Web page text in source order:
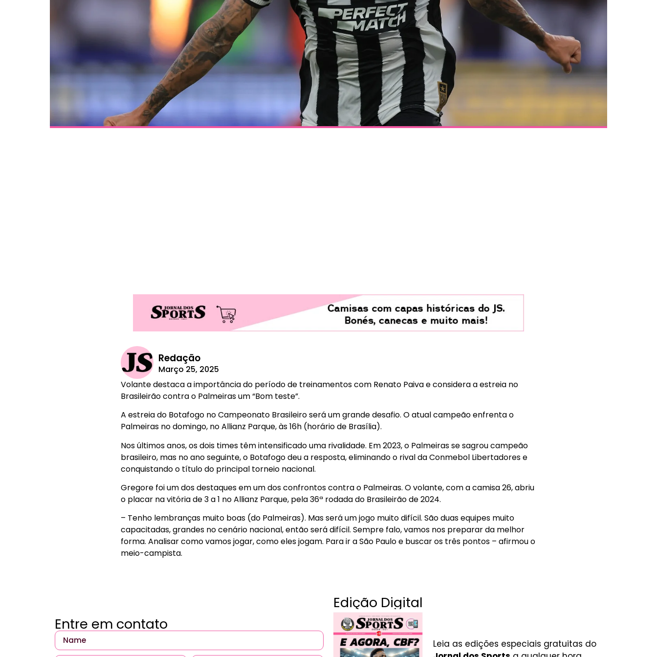
Redação
Março 25, 2025
Volante destaca a importância do período de treinamentos com Renato Paiva e considera a estreia no
Brasileirão contra o Palmeiras um “Bom teste”.
A estreia do Botafogo no Campeonato Brasileiro será um grande desafio. O atual campeão enfrenta o
Palmeiras no domingo, no Allianz Parque, às 16h (horário de Brasília).
Nos últimos anos, os dois times têm intensificado uma rivalidade. Em 2023, o Palmeiras se sagrou campeão
brasileiro, mas no ano seguinte, o Botafogo deu a resposta, eliminando o rival da Conmebol Libertadores e
conquistando o título do principal torneio nacional.
Gregore foi um dos destaques em um dos confrontos contra o Palmeiras. O volante, com a camisa 26, abriu
o placar na vitória de 3 a 1 no Allianz Parque, pela 36ª rodada do Brasileirão de 2024.
– Tenho lembranças muito boas (do Palmeiras). Mas será um jogo muito difícil. São duas equipes muito
capacitadas, grandes no cenário nacional, então será difícil. Sempre falo, vamos nos preparar da melhor
forma. Analisar como vamos jogar, como eles jogam. Para ir a São Paulo e buscar os três pontos – afirmou o
meio-campista.
Entre em contato
Edição Digital
Leia as edições especiais gratuitas do